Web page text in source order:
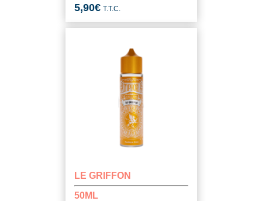
5,90€ T.T.C.
LE GRIFFON
50ML